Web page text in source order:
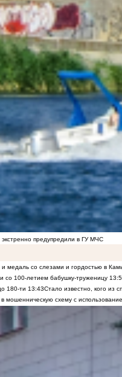
предупредили в ГУ МЧС
медаль со слезами и гордостью в
со 100-летием бабушку-труженицу
180-ти 13:43Стало известно, кого из
мошенническую схему с